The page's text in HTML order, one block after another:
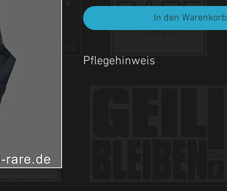
In den Warenkorb
Pflegehinweis